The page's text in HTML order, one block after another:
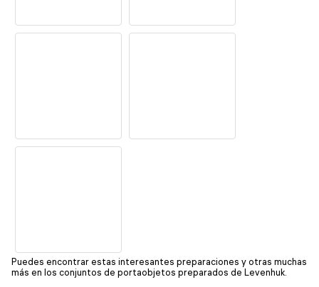
Puedes encontrar estas interesantes preparaciones y otras muchas
más en los conjuntos de portaobjetos preparados de Levenhuk.